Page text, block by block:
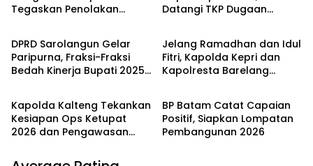
Tegaskan Penolakan
Dampaknya”
Datangi TKP Dugaan
PEMERINTAHAN
DPRD Sarolangun Gelar
Paripurna, Fraksi-Fraksi
Bedah Kinerja Bupati 2025
PEMERINTAHAN
Jelang Ramadhan dan Idul
Fitri, Kapolda Kepri dan
Kapolresta Barelang
PEMERINTAHAN
Kapolda Kalteng Tekankan
Kesiapan Ops Ketupat
2026 dan Pengawasan
PEMERINTAHAN
BP Batam Catat Capaian
Positif, Siapkan Lompatan
Pembangunan 2026